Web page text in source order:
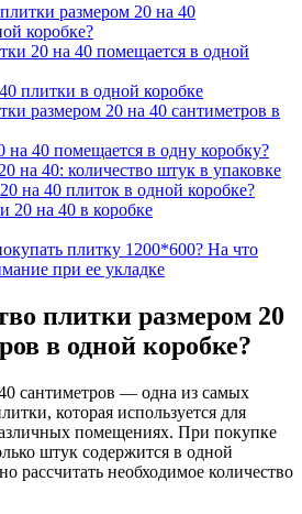
размером 20 на 40
коробке?
20 на 40 помещается в одной
плитки в одной коробке
размером 20 на 40 сантиметров в
на 40 помещается в одну коробку?
на 40: количество штук в упаковке
на 40 плиток в одной коробке?
20 на 40 в коробке
плитку 1200*600? На что
при ее укладке
плитки размером 20
в одной коробке?
сантиметров — одна из самых
которая используется для
помещениях. При покупке
штук содержится в одной
рассчитать необходимое количество